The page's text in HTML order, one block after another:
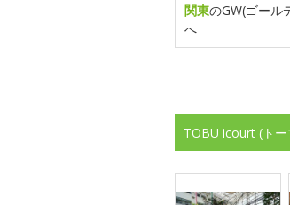
関東のGW(ゴール
へ
TOBU icourt (トー